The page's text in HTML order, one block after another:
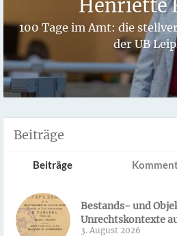
Henriette
100 Tage im Amt: die
der UB
Beiträge
Beiträge
Bestands- und
Unrechtskontexte
3. August 2026